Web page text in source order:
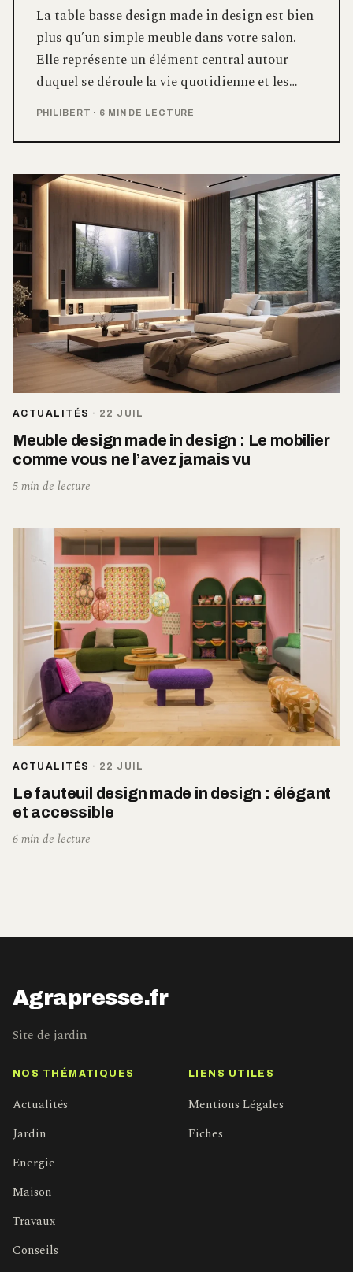
La table basse design made in design est bien
plus qu’un simple meuble dans votre salon.
Elle représente un élément central autour
duquel se déroule la vie quotidienne et les…
PHILIBERT · 6 MIN DE LECTURE
ACTUALITÉS · 22 JUIL
Meuble design made in design : Le mobilier
comme vous ne l’avez jamais vu
5 min de lecture
ACTUALITÉS · 22 JUIL
Le fauteuil design made in design : élégant
et accessible
6 min de lecture
Agrapresse.fr
Site de jardin
NOS THÉMATIQUES
Actualités
Jardin
Energie
Maison
Travaux
Conseils
LIENS UTILES
Mentions Légales
Fiches